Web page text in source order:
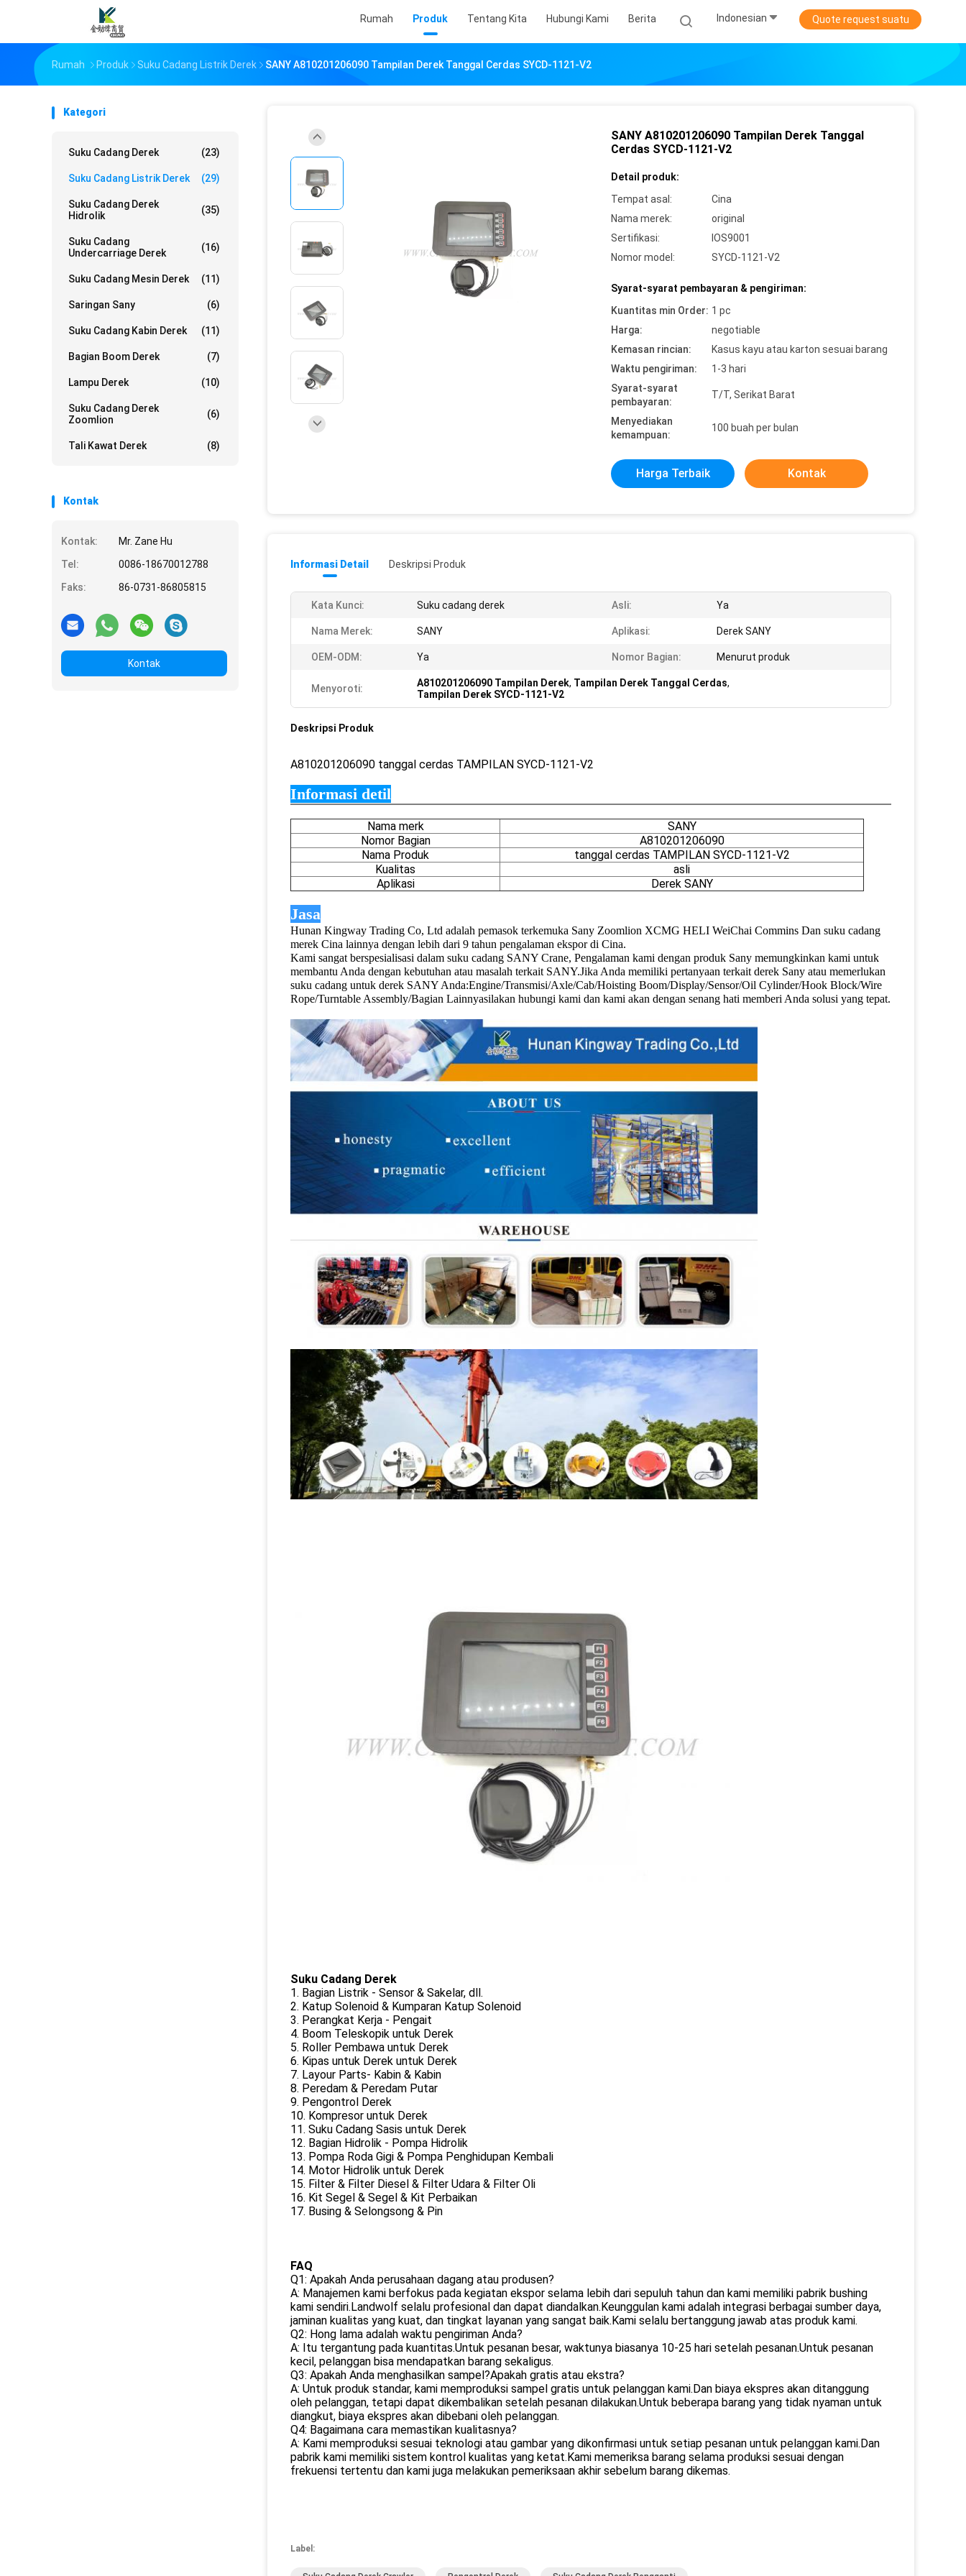
Rumah Produk Tentang Kita Hubungi Kami Berita Indonesian Quote request suatu
Rumah Produk Suku Cadang Listrik Derek SANY A810201206090 Tampilan Derek Tanggal Cerdas SYCD-1121-V2
Kategori
Suku Cadang Derek (23)
Suku Cadang Listrik Derek (29)
Suku Cadang Derek
Hidrolik
(35)
Suku Cadang
Undercarriage Derek
(16)
Suku Cadang Mesin Derek (11)
Saringan Sany (6)
Suku Cadang Kabin Derek (11)
Bagian Boom Derek (7)
Lampu Derek (10)
Suku Cadang Derek
Zoomlion
(6)
Tali Kawat Derek (8)
Kontak
Kontak:
Mr. Zane Hu
Tel:
0086-18670012788
Faks:
86-0731-86805815
Kontak
SANY A810201206090 Tampilan Derek Tanggal
Cerdas SYCD-1121-V2
Detail produk:
Tempat asal:
Cina
Nama merek:
original
Sertifikasi:
IOS9001
Nomor model:
SYCD-1121-V2
Syarat-syarat pembayaran & pengiriman:
Kuantitas min Order: 1 pc
Harga:
negotiable
Kemasan rincian:
Kasus kayu atau karton sesuai barang
Waktu pengiriman:
1-3 hari
Syarat-syarat
pembayaran:
T/T, Serikat Barat
Menyediakan
kemampuan:
100 buah per bulan
Harga Terbaik Kontak
Informasi Detail Deskripsi Produk
Kata Kunci: Suku cadang derek Asli: Ya
Nama Merek: SANY Aplikasi: Derek SANY
OEM-ODM: Ya Nomor Bagian: Menurut produk
Menyoroti: A810201206090 Tampilan Derek, Tampilan Derek Tanggal Cerdas,
Tampilan Derek SYCD-1121-V2
Deskripsi Produk
A810201206090 tanggal cerdas TAMPILAN SYCD-1121-V2
Informasi detil
Nama merk
SANY
Nomor Bagian
A810201206090
Nama Produk
tanggal cerdas TAMPILAN SYCD-1121-V2
Kualitas
asli
Aplikasi
Derek SANY
Jasa
Hunan Kingway Trading Co, Ltd adalah pemasok terkemuka Sany Zoomlion XCMG HELI WeiChai Commins Dan suku cadang
merek Cina lainnya dengan lebih dari 9 tahun pengalaman ekspor di Cina.
Kami sangat berspesialisasi dalam suku cadang SANY Crane, Pengalaman kami dengan produk Sany memungkinkan kami untuk
membantu Anda dengan kebutuhan atau masalah terkait SANY.Jika Anda memiliki pertanyaan terkait derek Sany atau memerlukan
suku cadang untuk derek SANY Anda:Engine/Transmisi/Axle/Cab/Hoisting Boom/Display/Sensor/Oil Cylinder/Hook Block/Wire
Rope/Turntable Assembly/Bagian Lainnyasilakan hubungi kami dan kami akan dengan senang hati memberi Anda solusi yang tepat.
Suku Cadang Derek
1. Bagian Listrik - Sensor & Sakelar, dll.
2. Katup Solenoid & Kumparan Katup Solenoid
3. Perangkat Kerja - Pengait
4. Boom Teleskopik untuk Derek
5. Roller Pembawa untuk Derek
6. Kipas untuk Derek untuk Derek
7. Layour Parts- Kabin & Kabin
8. Peredam & Peredam Putar
9. Pengontrol Derek
10. Kompresor untuk Derek
11. Suku Cadang Sasis untuk Derek
12. Bagian Hidrolik - Pompa Hidrolik
13. Pompa Roda Gigi & Pompa Penghidupan Kembali
14. Motor Hidrolik untuk Derek
15. Filter & Filter Diesel & Filter Udara & Filter Oli
16. Kit Segel & Segel & Kit Perbaikan
17. Busing & Selongsong & Pin
FAQ
Q1: Apakah Anda perusahaan dagang atau produsen?
A: Manajemen kami berfokus pada kegiatan ekspor selama lebih dari sepuluh tahun dan kami memiliki pabrik bushing
kami sendiri.Landwolf selalu profesional dan dapat diandalkan.Keunggulan kami adalah integrasi berbagai sumber daya,
jaminan kualitas yang kuat, dan tingkat layanan yang sangat baik.Kami selalu bertanggung jawab atas produk kami.
Q2: Hong lama adalah waktu pengiriman Anda?
A: Itu tergantung pada kuantitas.Untuk pesanan besar, waktunya biasanya 10-25 hari setelah pesanan.Untuk pesanan
kecil, pelanggan bisa mendapatkan barang sekaligus.
Q3: Apakah Anda menghasilkan sampel?Apakah gratis atau ekstra?
A: Untuk produk standar, kami memproduksi sampel gratis untuk pelanggan kami.Dan biaya ekspres akan ditanggung
oleh pelanggan, tetapi dapat dikembalikan setelah pesanan dilakukan.Untuk beberapa barang yang tidak nyaman untuk
diangkut, biaya ekspres akan dibebani oleh pelanggan.
Q4: Bagaimana cara memastikan kualitasnya?
A: Kami memproduksi sesuai teknologi atau gambar yang dikonfirmasi untuk setiap pesanan untuk pelanggan kami.Dan
pabrik kami memiliki sistem kontrol kualitas yang ketat.Kami memeriksa barang selama produksi sesuai dengan
frekuensi tertentu dan kami juga melakukan pemeriksaan akhir sebelum barang dikemas.
Label: